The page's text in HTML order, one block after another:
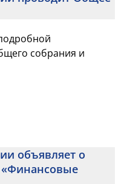
собрания и
объявляет о
«Финансовые